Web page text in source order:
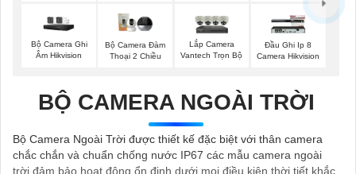
Bộ Camera Ghi
Âm Hikvision
Bộ Camera Đàm
Thoại 2 Chiều
Lắp Camera
Vantech Trọn Bộ
Đầu Ghi Ip 8
Camera Hikvision
BỘ CAMERA NGOÀI TRỜI
Bộ Camera Ngoài Trời được thiết kế đặc biệt với thân camera
chắc chắn và chuẩn chống nước IP67 các mẫu camera ngoài
trời đảm bảo hoạt động ổn định dưới mọi điều kiện thời tiết khắc